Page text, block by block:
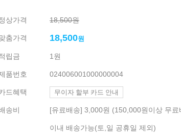
상가격 18,500원
춤가격 18,500원
립금 1원
품번호 024006001000000004
드혜택 무이자 할부 카드 안내
송비 [유료배송] 3,000원 (150,000원이상 무
이내 배송가능(토,일 공휴일 제외)